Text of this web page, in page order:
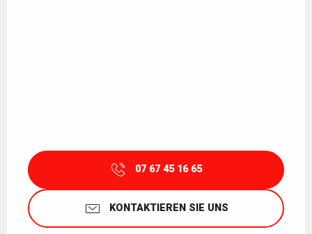
07 67 45 16 65
KONTAKTIEREN SIE UNS